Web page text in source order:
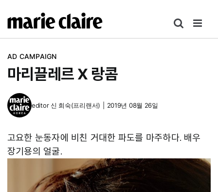
텐
건AD CAMPAIGN
마리끌레르 X 랑콤
editor신 희숙(프리랜서) 2019년 08월 26일
고요한 눈동자에 비친 거대한 파도를 마주하다. 배우
장기용의 얼굴.